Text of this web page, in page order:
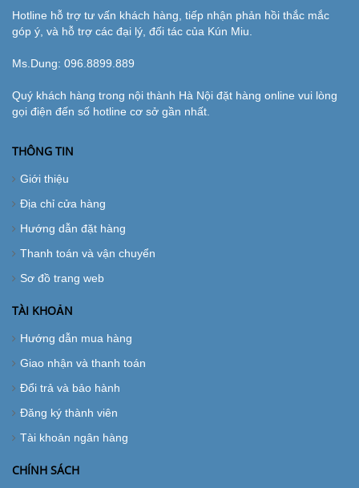
Hotline hỗ trợ tư vấn khách hàng, tiếp nhận phản hồi thắc mắc
góp ý, và hỗ trợ các đại lý, đối tác của Kún Miu.
Ms.Dung: 096.8899.889
Quý khách hàng trong nội thành Hà Nội đặt hàng online vui lòng
gọi điện đến số hotline cơ sở gần nhất.
THÔNG TIN
Giới thiệu
Địa chỉ cửa hàng
Hướng dẫn đặt hàng
Thanh toán và vận chuyển
Sơ đồ trang web
TÀI KHOẢN
Hướng dẫn mua hàng
Giao nhận và thanh toán
Đổi trả và bảo hành
Đăng ký thành viên
Tài khoản ngân hàng
CHÍNH SÁCH